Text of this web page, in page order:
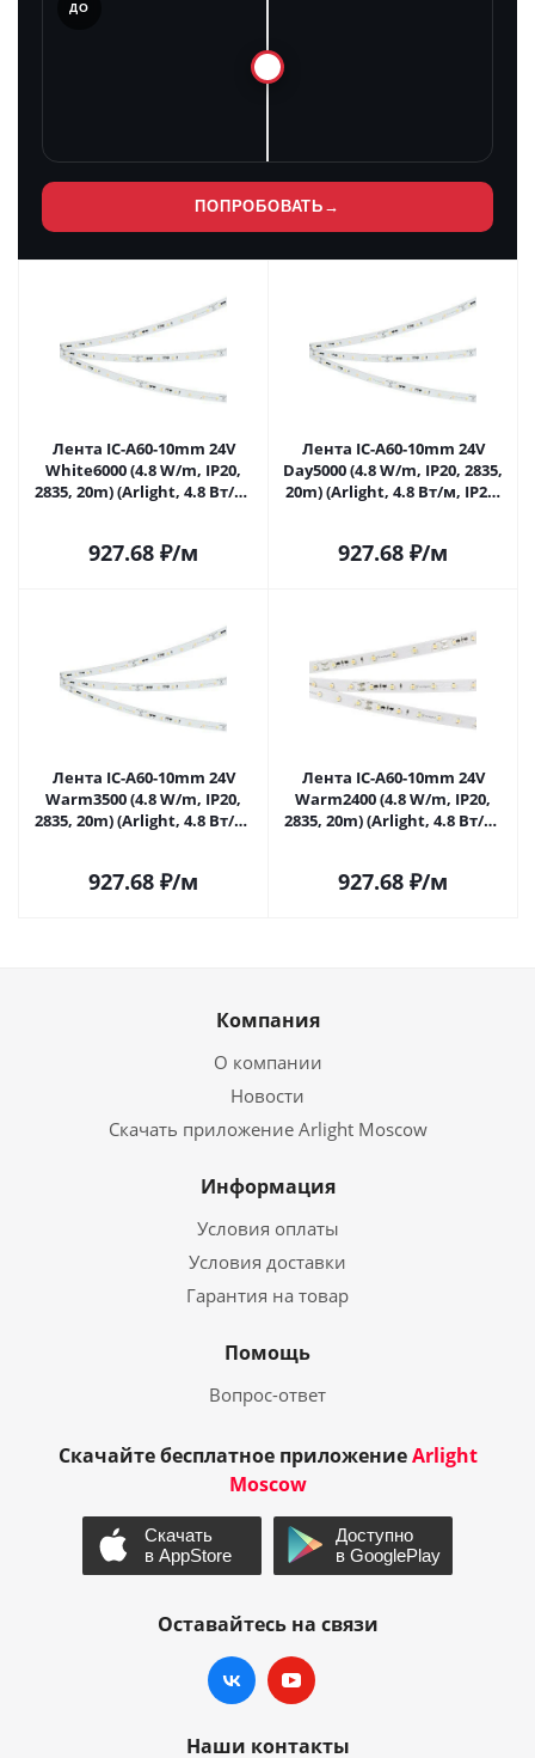
ДО
ПОПРОБОВАТЬ →
Лента IC-A60-10mm 24V
White6000 (4.8 W/m, IP20,
2835, 20m) (Arlight, 4.8 Вт/м,
927.68 ₽/м
Лента IC-A60-10mm 24V
Day5000 (4.8 W/m, IP20, 2835,
20m) (Arlight, 4.8 Вт/м, IP20)
927.68 ₽/м
Лента IC-A60-10mm 24V
Warm3500 (4.8 W/m, IP20,
2835, 20m) (Arlight, 4.8 Вт/м,
927.68 ₽/м
Лента IC-A60-10mm 24V
Warm2400 (4.8 W/m, IP20,
2835, 20m) (Arlight, 4.8 Вт/м,
927.68 ₽/м
Компания
О компании
Новости
Скачать приложение Arlight Moscow
Информация
Условия оплаты
Условия доставки
Гарантия на товар
Помощь
Вопрос-ответ
Скачайте бесплатное приложениеArlight
Moscow
Оставайтесь на связи
Наши контакты